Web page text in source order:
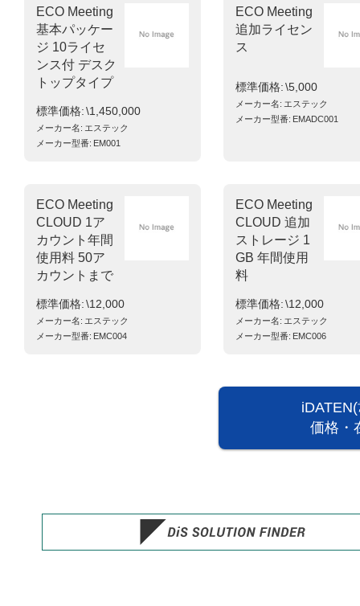
ECO Meeting
基本パッケー
ジ 10ライセ
ンス付 デスク
トップタイプ
標準価格 \1,450,000
メーカー名 エステック
メーカー型番 EM001
ECO Meeting
追加ライセン
ス
標準価格 \5,000
メーカー名 エステック
メーカー型番 EMADC001
ECO Meeting
CLOUD 1ア
カウント年間
使用料 50ア
カウントまで
標準価格 \12,000
メーカー名 エステック
メーカー型番 EMC004
ECO Meeting
CLOUD 追加
ストレージ 1
GB 年間使用
料
標準価格 \12,000
メーカー名 エステック
メーカー型番 EMC006
価格・